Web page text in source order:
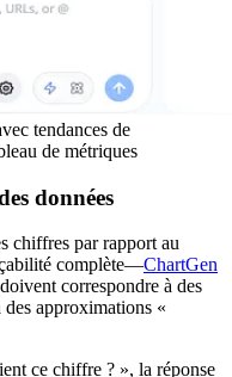
tendances de
de métriques
données
chiffres par rapport au
complète—ChartGen
correspondre à des
approximations «
ce chiffre ? », la réponse